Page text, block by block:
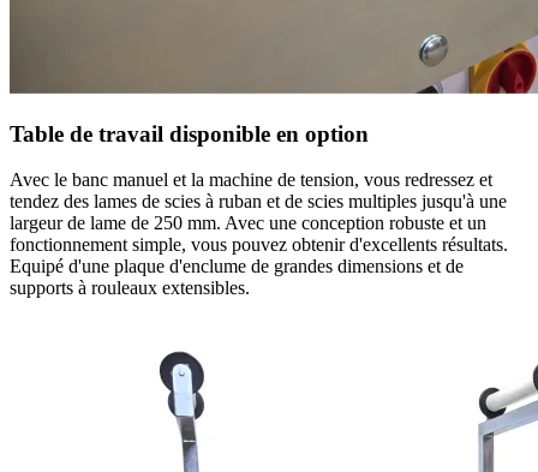
Table de travail disponible en option
Avec le banc manuel et la machine de tension, vous redressez et
tendez des lames de scies à ruban et de scies multiples jusqu'à une
largeur de lame de 250 mm. Avec une conception robuste et un
fonctionnement simple, vous pouvez obtenir d'excellents résultats.
Equipé d'une plaque d'enclume de grandes dimensions et de
supports à rouleaux extensibles.